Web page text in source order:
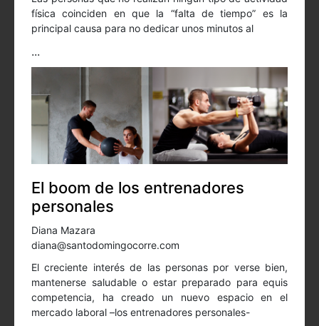
física coinciden en que la “falta de tiempo” es la
principal causa para no dedicar unos minutos al
...
El boom de los entrenadores
personales
Diana Mazara
diana@santodomingocorre.com
El creciente interés de las personas por verse bien,
mantenerse saludable o estar preparado para equis
competencia, ha creado un nuevo espacio en el
mercado laboral –los entrenadores personales-